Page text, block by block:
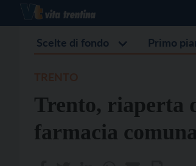
Scelte di fondo Primo
Trento, riaperta
farmacia